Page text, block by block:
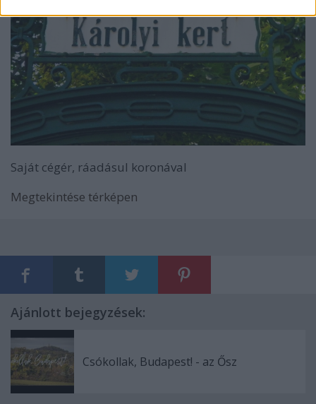
Saját cégér, ráadásul koronával
Megtekintése térképen
Ajánlott bejegyzések:
Csókollak, Budapest! - az Ősz